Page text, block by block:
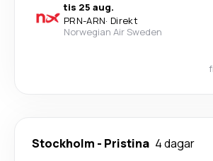
tis 25 aug.
PRN-ARN· Direkt
Norwegian Air Sweden
Stockholm - Pristina 4 dagar